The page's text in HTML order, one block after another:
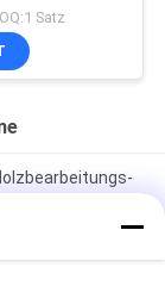
Satz
18 Zoll-Band-